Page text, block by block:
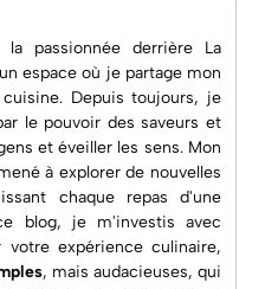
passionnée derrière La
espace où je partage mon
Depuis toujours, je
le pouvoir des saveurs et
et éveiller les sens. Mon
à explorer de nouvelles
chaque repas d'une
blog, je m'investis avec
votre expérience culinaire,
, mais audacieuses, qui